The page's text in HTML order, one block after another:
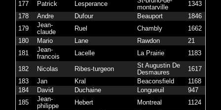
177 Patrick Lesperance
montarville
1343
178
Andre Dufour Beauport 1846
179
Jean-
claude
Ruel Chambly 1662
180
Mario Lane Rawdon 21
181
Jean-
francois
Lacelle La Prairie 1183
182 Nicolas Ribes-turgeon
St Augustin De
Desmaures
1617
183
Jan Kral Beaconsfield 1168
184
David Duchaine Longueuil 947
185
Jean-
philippe
Hebert Montreal 1124